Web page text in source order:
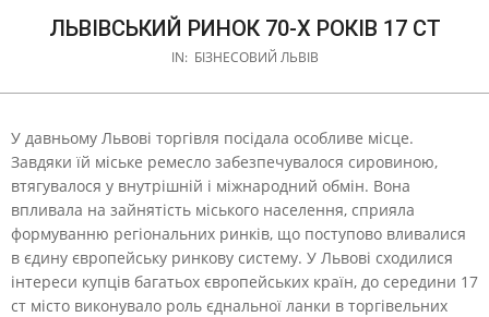
ЛЬВІВСЬКИЙ РИНОК 70-Х РОКІВ 17 СТ
IN: БІЗНЕСОВИЙ ЛЬВІВ
У давньому Львові торгівля посідала особливе місце.
Завдяки їй міське ремесло забезпечувалося сировиною,
втягувалося у внутрішній і міжнародний обмін. Вона
впливала на зайнятість міського населення, сприяла
формуванню регіональних ринків, що поступово вливалися
в єдину європейську ринкову систему. У Львові сходилися
інтереси купців багатьох європейських країн, до середини 17
ст місто виконувало роль єднальної ланки в торгівельних